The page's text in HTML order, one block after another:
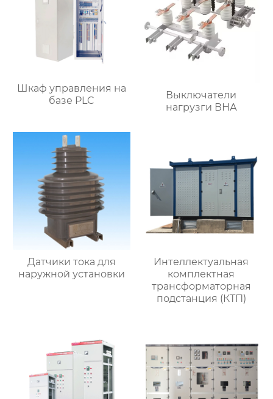
Шкаф управления на
базе PLC
Выключатели
нагрузги ВНА
Датчики тока для
наружной установки
Интеллектуальная
комплектная
трансформаторная
подстанция (КТП)